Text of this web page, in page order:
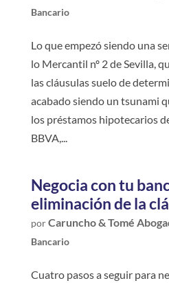
Bancario
Lo que empezó siendo una
lo Mercantil nº 2 de Sevilla,
las cláusulas suelo de
acabado siendo un tsunami
los préstamos hipotecarios
BBVA,...
Negocia con tu
eliminación de la
porCaruncho & Tomé
Bancario
Cuatro pasos a seguir para